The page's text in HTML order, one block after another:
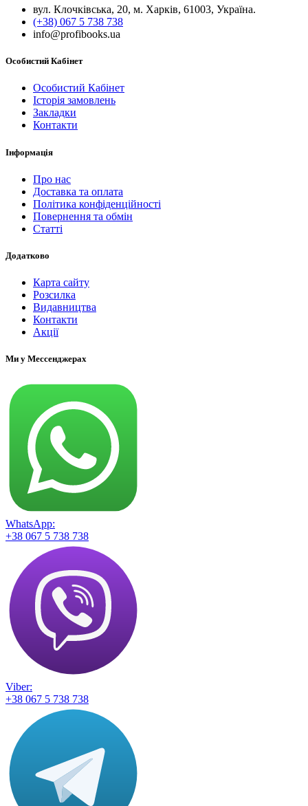
вул. Клочківська, 20, м. Харків, 61003, Україна.
(+38) 067 5 738 738
info@profibooks.ua
Особистий Кабінет
Особистий Кабінет
Історія замовлень
Закладки
Контакти
Інформація
Про нас
Доставка та оплата
Політика конфіденційності
Повернення та обмін
Статті
Додатково
Карта сайту
Розсилка
Видавництва
Контакти
Акції
Ми у Мессенджерах
WhatsApp:
+38 067 5 738 738
Viber:
+38 067 5 738 738